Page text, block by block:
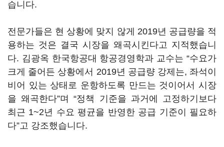
습니다.
전문가들은 현 상황에 맞지 않게 2019년 공급량을 적
용하는 것은 결국 시장을 왜곡시킨다고 지적했습니
다. 김광옥 한국항공대 항공경영학과 교수는 “수요가
크게 줄어든 상황에서 2019년 공급량 강제는, 좌석이
비어 있는 상태로 운항하도록 만드는 것이어서 시장
을 왜곡한다”며 “정책 기준을 과거에 고정하기보다
최근 1~2년 수요 평균을 반영한 공급 기준이 필요하
다”고 강조했습니다.